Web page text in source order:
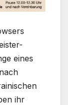
eines
ihr